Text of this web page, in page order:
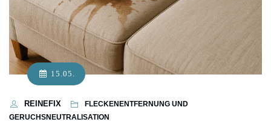
15.05.
REINEFIX
FLECKENENTFERNUNG UND
GERUCHSNEUTRALISATION